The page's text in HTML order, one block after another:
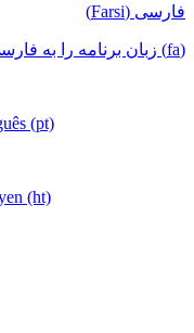
فارسی (Farsi)
(fa) زبان برنامه را به فارسی تغییر دهید
(pt)
(ht)